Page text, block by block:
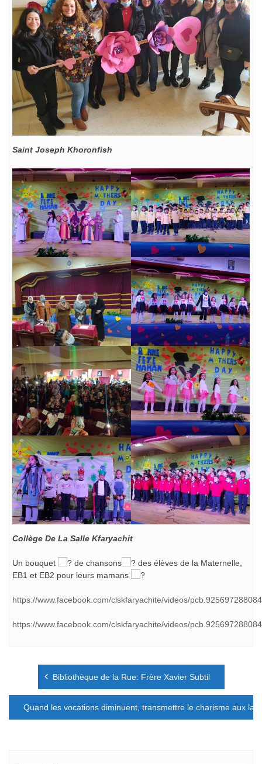
Saint Joseph Khoronfish
Collège De La Salle Kfaryachit
Un bouquet de chansons
des élèves de la Maternelle,
EB1 et EB2 pour leurs mamans
https://www.facebook.com/clskfaryachite/videos/
https://www.facebook.com/clskfaryachite/videos/
Navigation
l’article
Bibliothèque de la Rue: Frère Xavier Subtil
Quand les vocations diminuent, transmettre le charisme aux